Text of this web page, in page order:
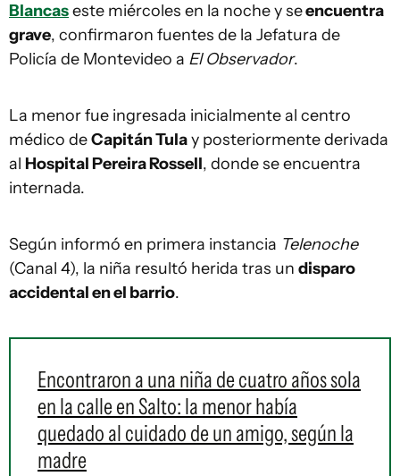
Blancaseste miércoles en la noche y seencuentra
grave, confirmaron fuentes de la Jefatura de
Policía de Montevideo a El Observador.
La menor fue ingresada inicialmente al centro
médico deCapitán Tulay posteriormente derivada
al Hospital Pereira Rossell, donde se encuentra
internada.
Según informó en primera instancia Telenoche
(Canal 4), la niña resultó herida tras un disparo
accidental en el barrio.
Encontraron a una niña de cuatro años sola
en la calle en Salto: la menor había
quedado al cuidado de un amigo, según la
madre